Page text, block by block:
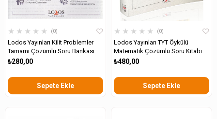
★ ★ ★ ★ ★ 0
Lodos Yayınları Kilit Problemler
Tamamı Çözümlü Soru Bankası
₺280,00
Sepete Ekle
★ ★ ★ ★ ★ 0
Lodos Yayınları TYT Öykülü
Matematik Çözümlü Soru Kitabı
₺480,00
Sepete Ekle